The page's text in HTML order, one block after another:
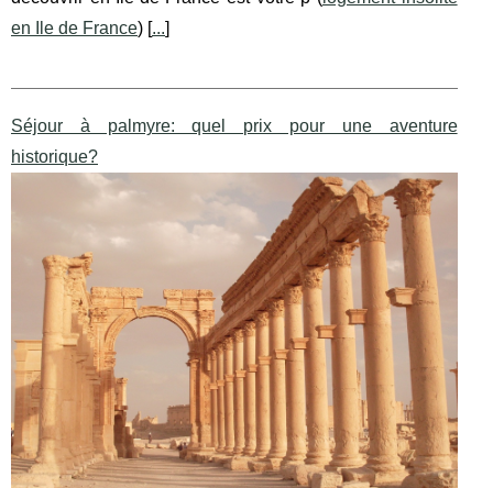
en Ile de France) [...]
Séjour à palmyre: quel prix pour une aventure
historique?